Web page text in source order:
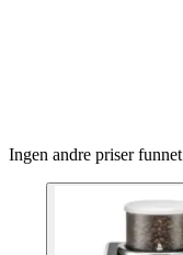
Ingen andre priser funnet